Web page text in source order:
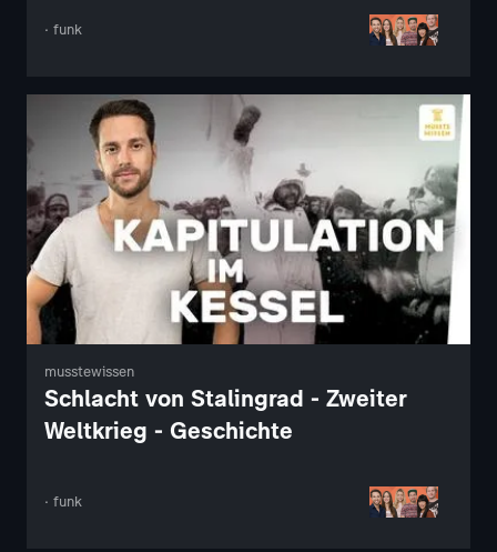
· funk
musstewissen
Schlacht von Stalingrad - Zweiter
Weltkrieg - Geschichte
· funk